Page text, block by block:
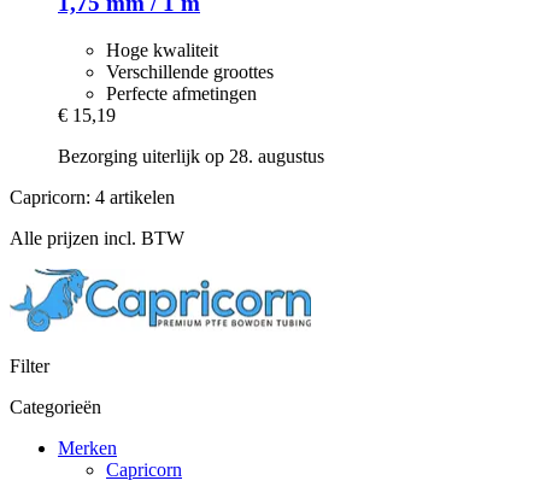
Hoge kwaliteit
Verschillende groottes
Perfecte afmetingen
€ 15,19
Bezorging uiterlijk op 28. augustus
Capricorn: 4 artikelen
Alle prijzen incl. BTW
Filter
Categorieën
Merken
Capricorn